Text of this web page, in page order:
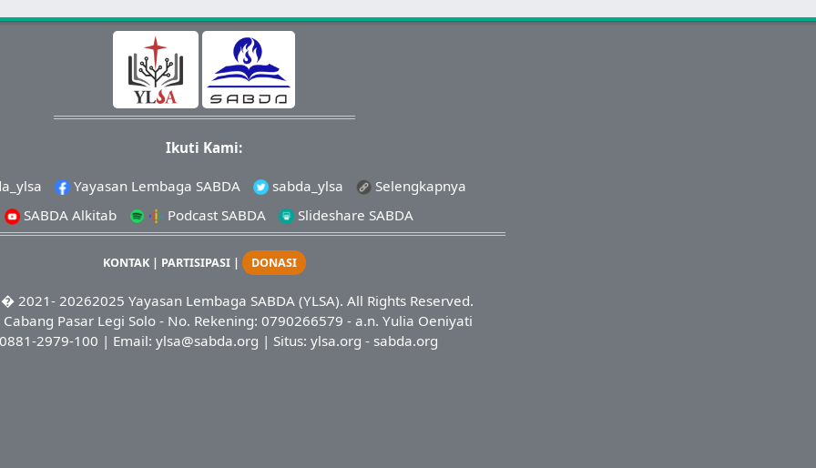
Ikuti Kami:
Yayasan Lembaga SABDA sabda_ylsa
Selengkapnya
SABDA Alkitab
Podcast SABDA Slideshare SABDA
KONTAK| PARTISIPASI| DONASI
� 2021- 20262025 Yayasan Lembaga SABDA (YLSA). All Rights Reserved.
Cabang Pasar Legi Solo - No. Rekening: 0790266579 - a.n. Yulia Oeniyati
0881-2979-100 | Email: ylsa@sabda.org | Situs: ylsa.org - sabda.org